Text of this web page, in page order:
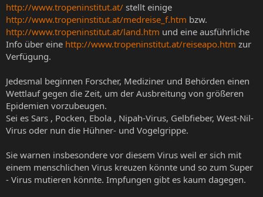
http://www.tropeninstitut.at/ stellt einige
http://www.tropeninstitut.at/medreise_f.htm bzw.
http://www.tropeninstitut.at/land.htm und eine ausführliche
Info über eine http://www.tropeninstitut.at/reiseapo.htm zur
Verfügung.
Jedesmal beginnen Forscher, Mediziner und Behörden einen
Wettlauf gegen die Zeit, um der Ausbreitung von größeren
Epidemien vorzubeugen.
Sei es Sars , Pocken, Ebola , Nipah-Virus, Gelbfieber, West-Nil-
Virus oder nun die Hühner- und Vogelgrippe.
Sie warnen insbesondere vor diesem Virus weil er sich mit
einem menschlichen Virus kreuzen könnte und so zum Super
- Virus mutieren könnte. Impfungen gibt es kaum dagegen.